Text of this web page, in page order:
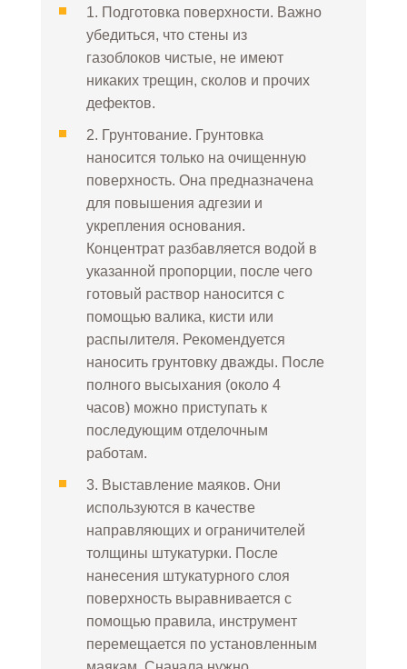
1. Подготовка поверхности. Важно
убедиться, что стены из
газоблоков чистые, не имеют
никаких трещин, сколов и прочих
дефектов.
2. Грунтование. Грунтовка
наносится только на очищенную
поверхность. Она предназначена
для повышения адгезии и
укрепления основания.
Концентрат разбавляется водой в
указанной пропорции, после чего
готовый раствор наносится с
помощью валика, кисти или
распылителя. Рекомендуется
наносить грунтовку дважды. После
полного высыхания (около 4
часов) можно приступать к
последующим отделочным
работам.
3. Выставление маяков. Они
используются в качестве
направляющих и ограничителей
толщины штукатурки. После
нанесения штукатурного слоя
поверхность выравнивается с
помощью правила, инструмент
перемещается по установленным